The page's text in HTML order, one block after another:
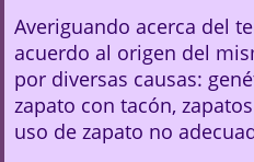
Averiguando acerca del
acuerdo al origen del
por diversas causas:
zapato con tacón,
uso de zapato no